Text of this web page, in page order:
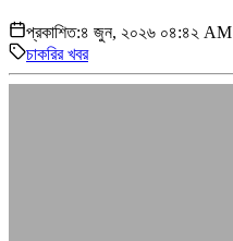
প্রকাশিত:৪ জুন, ২০২৬ ০৪:৪২ AM
চাকরির খবর